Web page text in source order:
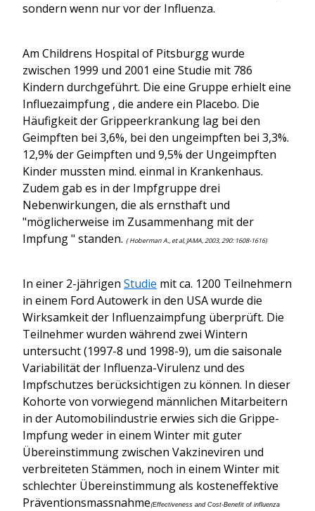
sondern wenn nur vor der Influenza.
Am Childrens Hospital of Pitsburgg wurde
zwischen 1999 und 2001 eine Studie mit 786
Kindern durchgeführt. Die eine Gruppe erhielt eine
Influezaimpfung , die andere ein Placebo. Die
Häufigkeit der Grippeerkrankung lag bei den
Geimpften bei 3,6%, bei den ungeimpften bei 3,3%.
12,9% der Geimpften und 9,5% der Ungeimpften
Kinder mussten mind. einmal in Krankenhaus.
Zudem gab es in der Impfgruppe drei
Nebenwirkungen, die als ernsthaft und
"möglicherweise im Zusammenhang mit der
Impfung " standen. ( Hoberman A., et al, JAMA, 2003, 290: 1608-1616)
In einer 2-jährigen Studie mit ca. 1200 Teilnehmern
in einem Ford Autowerk in den USA wurde die
Wirksamkeit der Influenzaimpfung überprüft. Die
Teilnehmer wurden während zwei Wintern
untersucht (1997-8 und 1998-9), um die saisonale
Variabilität der Influenza-Virulenz und des
Impfschutzes berücksichtigen zu können. In dieser
Kohorte von vorwiegend männlichen Mitarbeitern
in der Automobilindustrie erwies sich die Grippe-
Impfung weder in einem Winter mit guter
Übereinstimmung zwischen Vakzineviren und
verbreiteten Stämmen, noch in einem Winter mit
schlechter Übereinstimmung als kosteneffektive
Präventionsmassnahme(Effectiveness and Cost-Benefit of influenza